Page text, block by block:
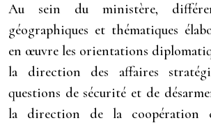
Au sein du ministère,
géographiques et thématiques
en œuvre les orientations
la direction des affaires
questions de sécurité et de
la direction de la coopération